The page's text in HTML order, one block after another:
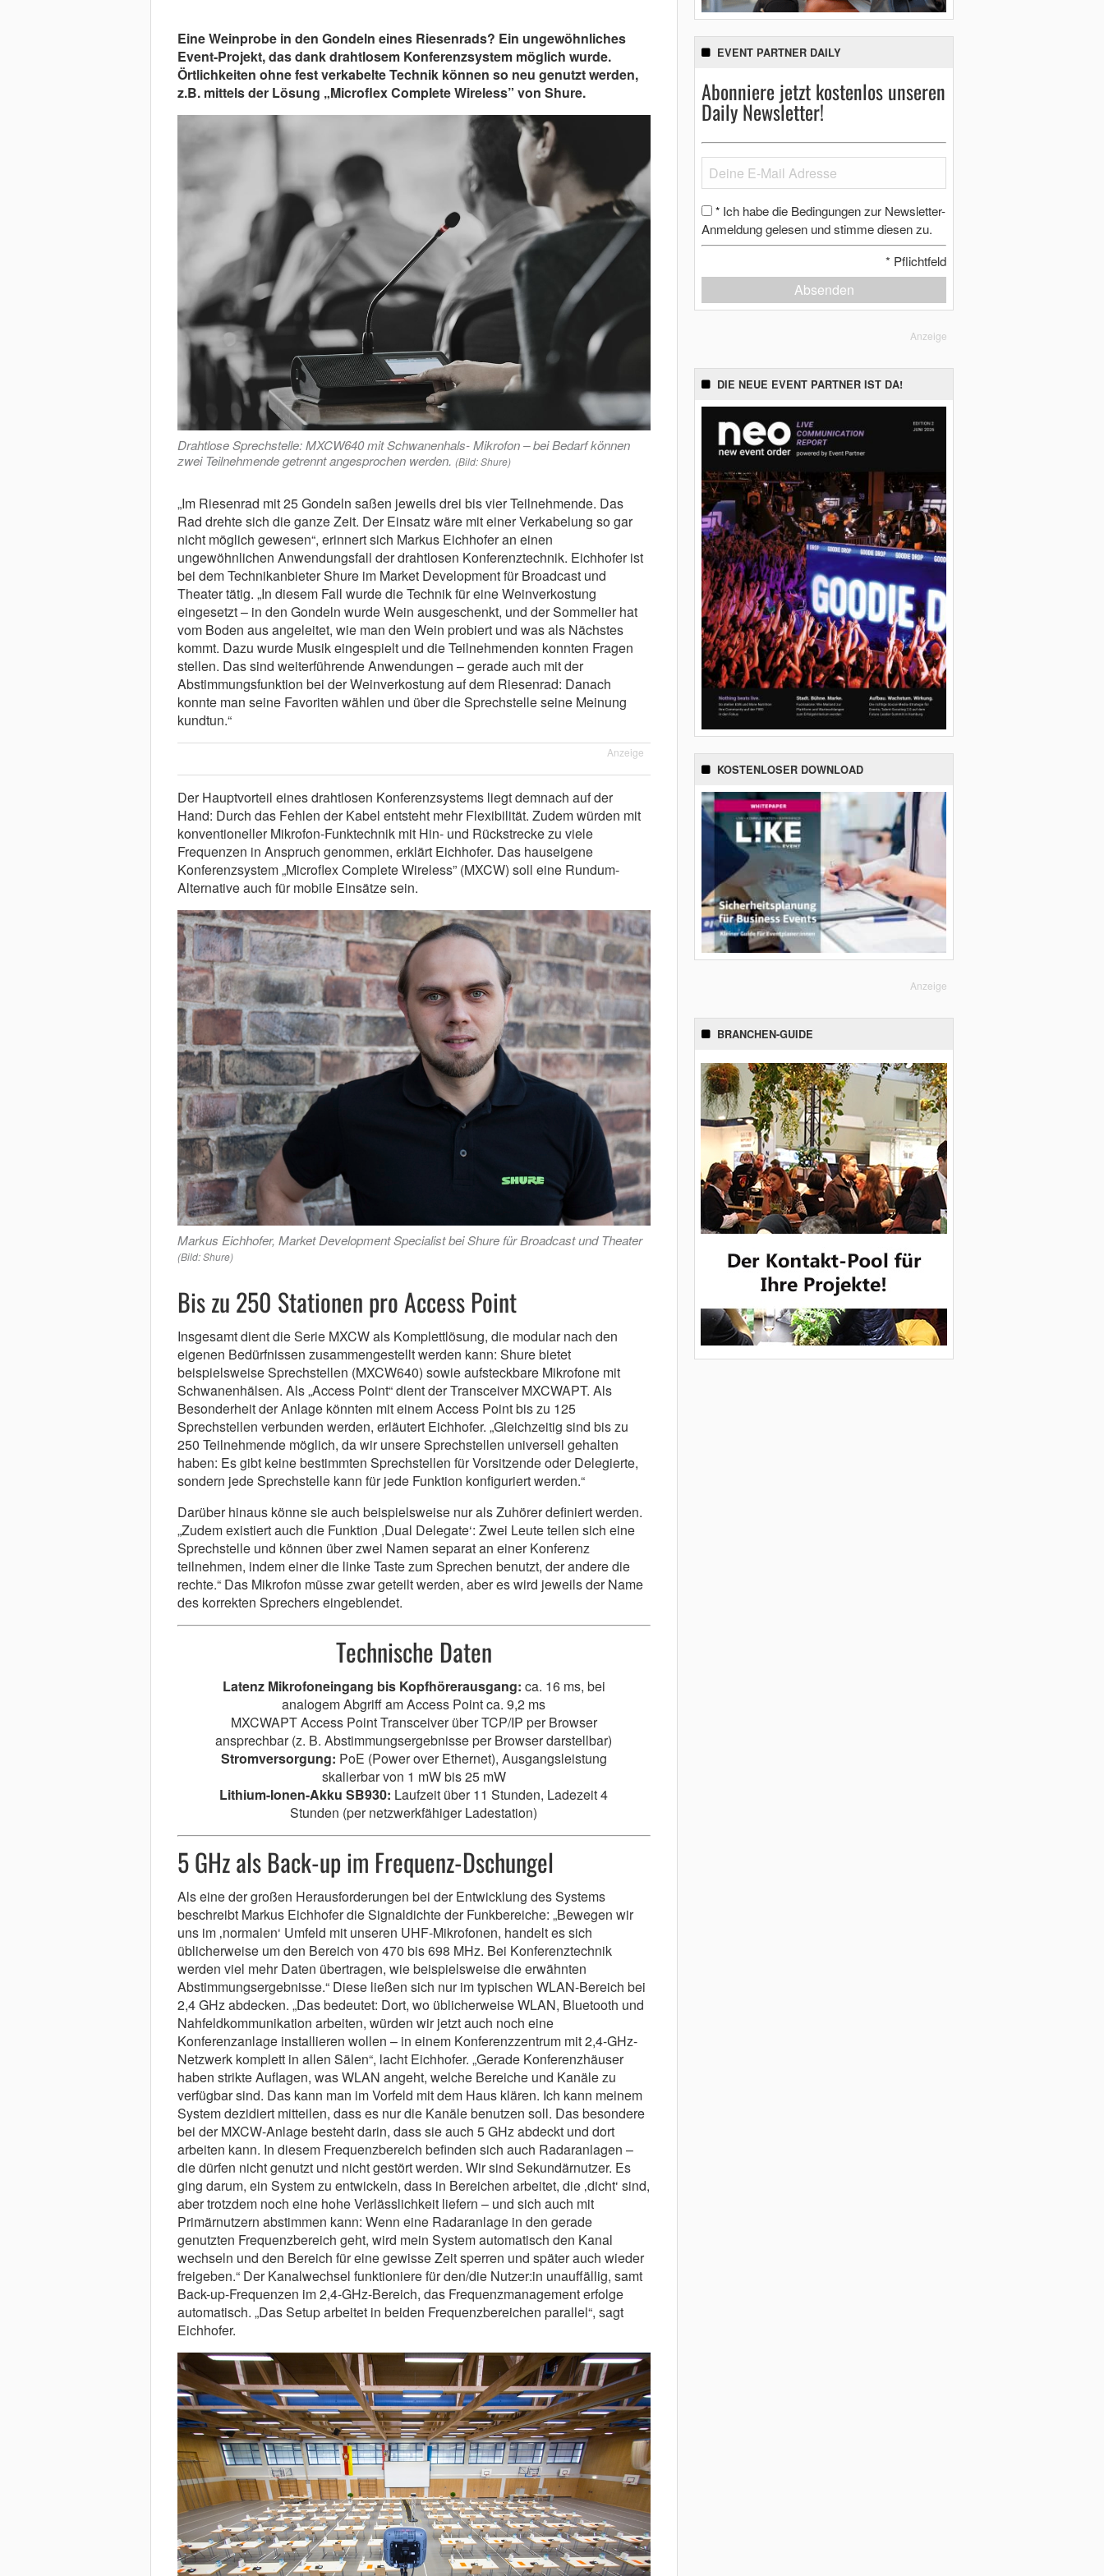
Eine Weinprobe in den Gondeln eines Riesenrads? Ein ungewöhnliches
Event-Projekt, das dank drahtlosem Konferenzsystem möglich wurde.
Örtlichkeiten ohne fest verkabelte Technik können so neu genutzt werden,
z.B. mittels der Lösung „Microflex Complete Wireless” von Shure.
Drahtlose Sprechstelle: MXCW640 mit Schwanenhals- Mikrofon – bei Bedarf können
zwei Teilnehmende getrennt angesprochen werden. (Bild: Shure)
„Im Riesenrad mit 25 Gondeln saßen jeweils drei bis vier Teilnehmende. Das
Rad drehte sich die ganze Zeit. Der Einsatz wäre mit einer Verkabelung so gar
nicht möglich gewesen“, erinnert sich Markus Eichhofer an einen
ungewöhnlichen Anwendungsfall der drahtlosen Konferenztechnik. Eichhofer ist
bei dem Technikanbieter Shure im Market Development für Broadcast und
Theater tätig. „In diesem Fall wurde die Technik für eine Weinverkostung
eingesetzt – in den Gondeln wurde Wein ausgeschenkt, und der Sommelier hat
vom Boden aus angeleitet, wie man den Wein probiert und was als Nächstes
kommt. Dazu wurde Musik eingespielt und die Teilnehmenden konnten Fragen
stellen. Das sind weiterführende Anwendungen – gerade auch mit der
Abstimmungsfunktion bei der Weinverkostung auf dem Riesenrad: Danach
konnte man seine Favoriten wählen und über die Sprechstelle seine Meinung
kundtun.“
Anzeige
Der Hauptvorteil eines drahtlosen Konferenzsystems liegt demnach auf der
Hand: Durch das Fehlen der Kabel entsteht mehr Flexibilität. Zudem würden mit
konventioneller Mikrofon-Funktechnik mit Hin- und Rückstrecke zu viele
Frequenzen in Anspruch genommen, erklärt Eichhofer. Das hauseigene
Konferenzsystem „Microflex Complete Wireless” (MXCW) soll eine Rundum-
Alternative auch für mobile Einsätze sein.
Markus Eichhofer, Market Development Specialist bei Shure für Broadcast und Theater
(Bild: Shure)
Bis zu 250 Stationen pro Access Point
Insgesamt dient die Serie MXCW als Komplettlösung, die modular nach den
eigenen Bedürfnissen zusammengestellt werden kann: Shure bietet
beispielsweise Sprechstellen (MXCW640) sowie aufsteckbare Mikrofone mit
Schwanenhälsen. Als „Access Point“ dient der Transceiver MXCWAPT. Als
Besonderheit der Anlage könnten mit einem Access Point bis zu 125
Sprechstellen verbunden werden, erläutert Eichhofer. „Gleichzeitig sind bis zu
250 Teilnehmende möglich, da wir unsere Sprechstellen universell gehalten
haben: Es gibt keine bestimmten Sprechstellen für Vorsitzende oder Delegierte,
sondern jede Sprechstelle kann für jede Funktion konfiguriert werden.“
Darüber hinaus könne sie auch beispielsweise nur als Zuhörer definiert werden.
„Zudem existiert auch die Funktion ,Dual Delegate‘: Zwei Leute teilen sich eine
Sprechstelle und können über zwei Namen separat an einer Konferenz
teilnehmen, indem einer die linke Taste zum Sprechen benutzt, der andere die
rechte.“ Das Mikrofon müsse zwar geteilt werden, aber es wird jeweils der Name
des korrekten Sprechers eingeblendet.
Technische Daten
Latenz Mikrofoneingang bis Kopfhörerausgang: ca. 16 ms, bei
analogem Abgriff am Access Point ca. 9,2 ms
MXCWAPT Access Point Transceiver über TCP/IP per Browser
ansprechbar (z. B. Abstimmungsergebnisse per Browser darstellbar)
Stromversorgung: PoE (Power over Ethernet), Ausgangsleistung
skalierbar von 1 mW bis 25 mW
Lithium-Ionen-Akku SB930: Laufzeit über 11 Stunden, Ladezeit 4
Stunden (per netzwerkfähiger Ladestation)
5 GHz als Back-up im Frequenz-Dschungel
Als eine der großen Herausforderungen bei der Entwicklung des Systems
beschreibt Markus Eichhofer die Signaldichte der Funkbereiche: „Bewegen wir
uns im ‚normalen‘ Umfeld mit unseren UHF-Mikrofonen, handelt es sich
üblicherweise um den Bereich von 470 bis 698 MHz. Bei Konferenztechnik
werden viel mehr Daten übertragen, wie beispielsweise die erwähnten
Abstimmungsergebnisse.“ Diese ließen sich nur im typischen WLAN-Bereich bei
2,4 GHz abdecken. „Das bedeutet: Dort, wo üblicherweise WLAN, Bluetooth und
Nahfeldkommunikation arbeiten, würden wir jetzt auch noch eine
Konferenzanlage installieren wollen – in einem Konferenzzentrum mit 2,4-GHz-
Netzwerk komplett in allen Sälen“, lacht Eichhofer. „Gerade Konferenzhäuser
haben strikte Auflagen, was WLAN angeht, welche Bereiche und Kanäle zu
verfügbar sind. Das kann man im Vorfeld mit dem Haus klären. Ich kann meinem
System dezidiert mitteilen, dass es nur die Kanäle benutzen soll. Das besondere
bei der MXCW-Anlage besteht darin, dass sie auch 5 GHz abdeckt und dort
arbeiten kann. In diesem Frequenzbereich befinden sich auch Radaranlagen –
die dürfen nicht genutzt und nicht gestört werden. Wir sind Sekundärnutzer. Es
ging darum, ein System zu entwickeln, dass in Bereichen arbeitet, die ‚dicht‘ sind,
aber trotzdem noch eine hohe Verlässlichkeit liefern – und sich auch mit
Primärnutzern abstimmen kann: Wenn eine Radaranlage in den gerade
genutzten Frequenzbereich geht, wird mein System automatisch den Kanal
wechseln und den Bereich für eine gewisse Zeit sperren und später auch wieder
freigeben.“ Der Kanalwechsel funktioniere für den/die Nutzer:in unauffällig, samt
Back-up-Frequenzen im 2,4-GHz-Bereich, das Frequenzmanagement erfolge
automatisch. „Das Setup arbeitet in beiden Frequenzbereichen parallel“, sagt
Eichhofer.
EVENT PARTNER DAILY
Abonniere jetzt kostenlos unseren
Daily Newsletter!
* Ich habe die Bedingungen zur Newsletter-
Anmeldung gelesen und stimme diesen zu.
* Pflichtfeld
Absenden
Anzeige
DIE NEUE EVENT PARTNER IST DA!
KOSTENLOSER DOWNLOAD
Anzeige
BRANCHEN-GUIDE